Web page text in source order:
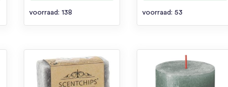
voorraad: 138 voorraad: 53